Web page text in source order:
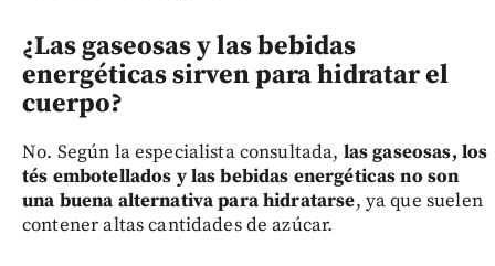
¿Las gaseosas y las bebidas
energéticas sirven para hidratar el
cuerpo?
No. Según la especialista consultada, las gaseosas, los
tés embotellados y las bebidas energéticas no son
una buena alternativa para hidratarse, ya que suelen
contener altas cantidades de azúcar.